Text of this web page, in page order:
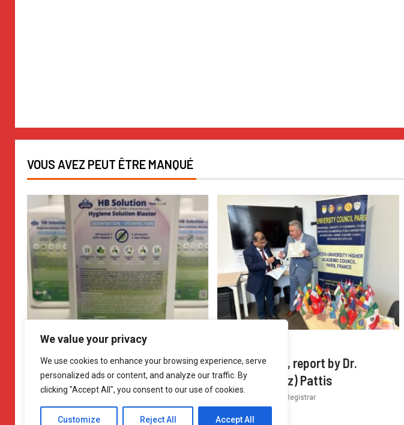
We value your privacy
We use cookies to enhance your browsing experience, serve
personalized ads or content, and analyze our traffic. By
clicking "Accept All", you consent to our use of cookies.
Customize Reject All Accept All
VOUS AVEZ PEUT ÊTRE MANQUÉ
VIDÉOS
HB SOLUTION Part 1, Innovative
disinfectant « HB Solution »
Micro Cleaner, report by Dr.
Friedrich (Fritz) Pattis
Registrar